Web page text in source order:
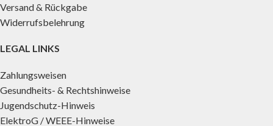
Versand & Rückgabe
Widerrufsbelehrung
LEGAL LINKS
Zahlungsweisen
Gesundheits- & Rechtshinweise
Jugendschutz-Hinweis
ElektroG / WEEE-Hinweise